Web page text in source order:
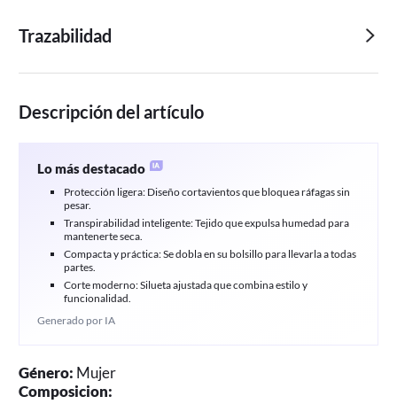
Trazabilidad
Descripción del artículo
Lo más destacado
Protección ligera: Diseño cortavientos que bloquea ráfagas sin
pesar.
Transpirabilidad inteligente: Tejido que expulsa humedad para
mantenerte seca.
Compacta y práctica: Se dobla en su bolsillo para llevarla a todas
partes.
Corte moderno: Silueta ajustada que combina estilo y
funcionalidad.
Generado por IA
Género: Mujer
Composicion: